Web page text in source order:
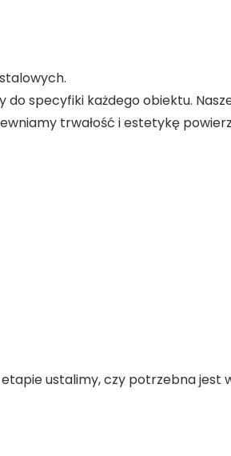
specyfiki każdego obiektu.
trwałość i estetykę
ustalimy, czy potrzebna jest